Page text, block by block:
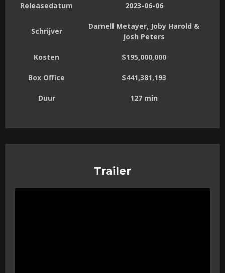
Releasedatum 2023-06-06
Schrijver
Darnell Metayer, Joby Harold &
Josh Peters
Kosten $195,000,000
Box Office $441,381,193
Duur 127 min
Trailer